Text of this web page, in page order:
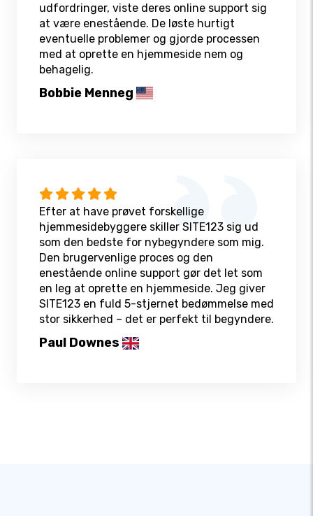
udfordringer, viste deres online support sig
at være enestående. De løste hurtigt
eventuelle problemer og gjorde processen
med at oprette en hjemmeside nem og
behagelig.
Bobbie Menneg
Efter at have prøvet forskellige
hjemmesidebyggere skiller SITE123 sig ud
som den bedste for nybegyndere som mig.
Den brugervenlige proces og den
enestående online support gør det let som
en leg at oprette en hjemmeside. Jeg giver
SITE123 en fuld 5-stjernet bedømmelse med
stor sikkerhed – det er perfekt til begyndere.
Paul Downes